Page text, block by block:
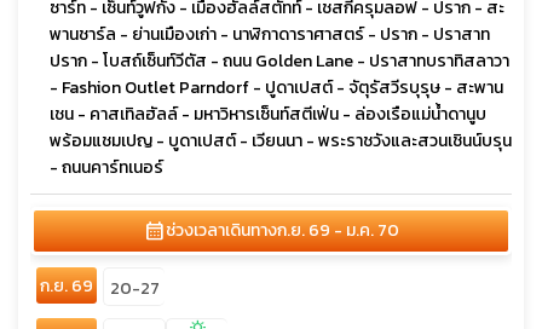
ซาร์ท - เซ็นท์วูฟกัง - เมืองฮัลล์สตัทท์ - เชสกี้ครุมลอฟ - ปราก - สะ
พานชาร์ล - ย่านเมืองเก่า - นาฬิกาดาราศาสตร์ - ปราก - ปราสาท
ปราก - โบสถ์เซ็นท์วีตัส - ถนน Golden Lane - ปราสาทบราทิสลาวา
- Fashion Outlet Parndorf - ปูดาเปสต์ - จัตุรัสวีรบุรุษ - สะพาน
เชน - คาสเทิลฮัลล์ - มหาวิหารเซ็นท์สตีเฟ่น - ล่องเรือแม่น้ำดานูบ
พร้อมแชมเปญ - บูดาเปสต์ - เวียนนา - พระราชวังและสวนเชินน์บรุน
- ถนนคาร์ทเนอร์
calendar_monthช่วงเวลาเดินทางก.ย. 69 - ม.ค. 70
ก.ย. 69
20-27